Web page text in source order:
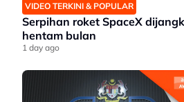
VIDEO TERKINI & POPULAR
Serpihan roket SpaceX
hentam bulan
1 day ago